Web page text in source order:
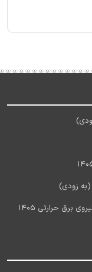
آخرین اخبار استخدام شرکت مادر تخصصی تولید نیروی برق حرارتی 1405